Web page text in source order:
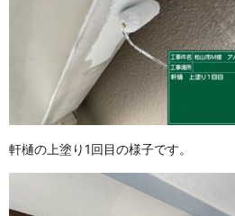
軒樋の上塗り1回目の様子です。